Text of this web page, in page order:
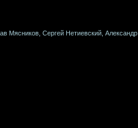
Мясников, Сергей Нетиевский, Александр